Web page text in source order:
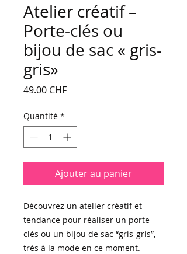
Atelier créatif –
Porte-clés ou
bijou de sac « gris-
gris»
49.00 CHFPrix
Quantité *
Ajouter au panier
Découvrez un atelier créatif et
tendance pour réaliser un porte-
clés ou un bijou de sac “gris-gris”,
très à la mode en ce moment.